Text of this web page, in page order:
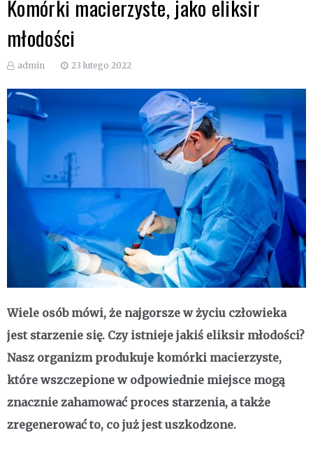
Komórki macierzyste, jako eliksir
młodości
admin 23 lutego 2022
Wiele osób mówi, że najgorsze w życiu człowieka
jest starzenie się. Czy istnieje jakiś eliksir młodości?
Nasz organizm produkuje komórki macierzyste,
które wszczepione w odpowiednie miejsce mogą
znacznie zahamować proces starzenia, a także
zregenerować to, co już jest uszkodzone.